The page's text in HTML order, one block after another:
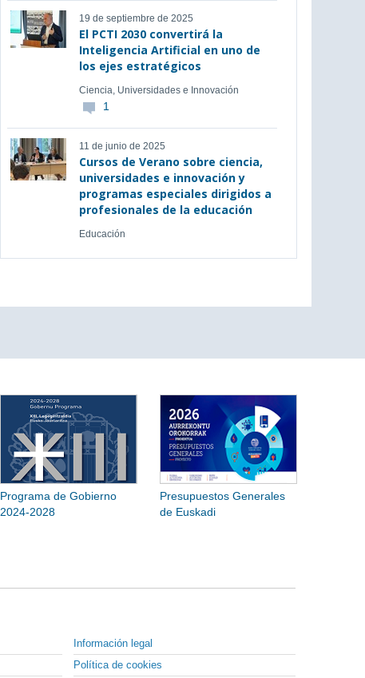
19 de septiembre de 2025
El PCTI 2030 convertirá la
Inteligencia Artificial en uno de
los ejes estratégicos
Ciencia, Universidades e Innovación
1
11 de junio de 2025
Cursos de Verano sobre ciencia,
universidades e innovación y
programas especiales dirigidos a
profesionales de la educación
Educación
Programa de Gobierno
2024-2028
Presupuestos Generales
de Euskadi
Información legal
Política de cookies